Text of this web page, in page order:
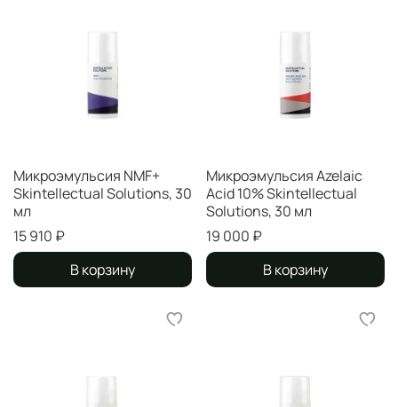
Микроэмульсия NMF+
Skintellectual Solutions, 30
мл
15 910 ₽
В корзину
Микроэмульсия Azelaic
Acid 10% Skintellectual
Solutions, 30 мл
19 000 ₽
В корзину